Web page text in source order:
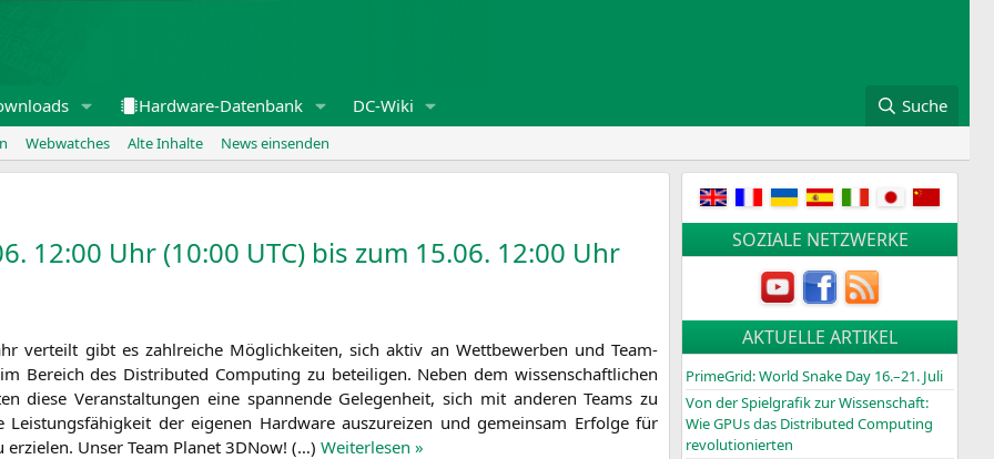
Hardware-Datenbank DC-Wiki Suche
Webwatches Alte Inhalte News einsenden
12:00 Uhr (10:00 UTC) bis zum 15.06. 12:00 Uhr
ver­teilt gibt es zahl­rei­che Mög­lich­kei­ten, sich aktiv an Wett­be­wer­ben und Team-
Bereich des Dis­tri­bu­ted Com­pu­ting zu betei­li­gen. Neben dem wis­sen­schaft­li­chen
die­se Ver­an­stal­tun­gen eine span­nen­de Gele­gen­heit, sich mit ande­ren Teams zu
Leis­tungs­fä­hig­keit der eige­nen Hard­ware aus­zu­rei­zen und gemein­sam Erfol­ge für
erzie­len. Unser Team Pla­net 3DNow! (…) Wei­ter­le­sen »
SOZIALE NETZWERKE
AKTUELLE ARTIKEL
PrimeGrid: World Snake Day 16.–21. Juli
Von der Spielgrafik zur Wissenschaft:
Wie GPUs das Distributed Computing
revolutionierten